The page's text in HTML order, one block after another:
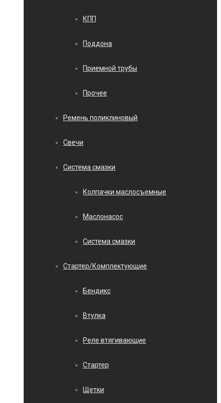
КПП
Поддона
Приемной трубы
Прочее
Ремень поликлиновый
Свечи
Система смазки
Колпачки маслосъемные
Маслонасос
Система смазки
Стартер/Комплектующие
Бендикс
Втулка
Реле втягивающие
Стартер
Щетки